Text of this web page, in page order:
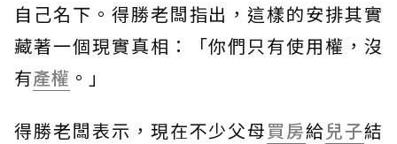
自己名下。得勝老闆指出，這樣的安排其實
藏著一個現實真相：「你們只有使用權，沒
有產權 。」
得勝老闆表示，現在不少父母買房給兒子結